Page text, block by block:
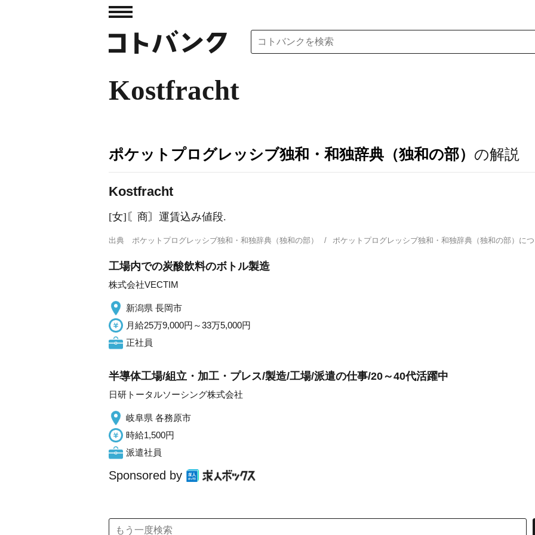
Kostfracht
ポケットプログレッシブ独和・和独辞典（独和の部） の解説
Kostfracht
[女]〘商〙運賃込み値段.
出典 ポケットプログレッシブ独和・和独辞典（独和の部） ポケットプログレッシブ独和・和独辞典（独和の部）
工場内での炭酸飲料のボトル製造
株式会社VECTIM
新潟県 長岡市
月給25万9,000円～33万5,000円
正社員
半導体工場/組立・加工・プレス/製造/工場/派遣の仕事/20～40代活躍中
日研トータルソーシング株式会社
岐阜県 各務原市
時給1,500円
派遣社員
Sponsored by